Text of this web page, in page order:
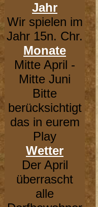
Jahr
Wir spielen im
Jahr 15n. Chr.
Monate
Mitte April -
Mitte Juni
Bitte
berücksichtigt
das in eurem
Play
Wetter
Der April
überrascht
alle